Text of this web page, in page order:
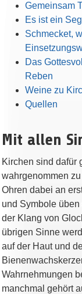
Gemeinsam
Es ist ein
Schmecket,
Das
Reben
Weine zu
Quellen
Mit allen
Kirchen sind dafür
wahrgenommen
Ohren dabei an
und Symbole
der Klang von
übrigen Sinne
auf der Haut und
Wahrnehmungen
manchmal gehört